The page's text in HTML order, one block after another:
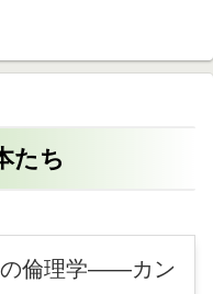
たち
倫理学――カン